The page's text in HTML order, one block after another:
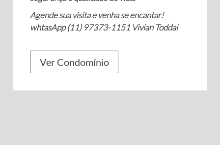
Agende sua visita e venha se encantar!
whtasApp (11) 97373-1151 Vivian Toddai
Ver Condomínio